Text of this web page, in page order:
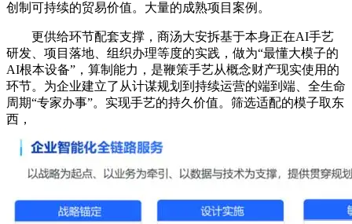
创制可持续的贸易价值。大量的成熟项目案例。
更供给环节配套支撑，商汤大安拆基于本身正在AI手艺
研发、项目落地、组织办理等度的实践，做为“最懂大模子的
AI根本设备”，算制能力，是鞭策手艺从概念财产现实使用的
环节。为企业建立了从计谋规划到持续运营的端到端、全生命
周期“专家办事”。实现手艺的持久价值。筛选适配的模子取东
西，